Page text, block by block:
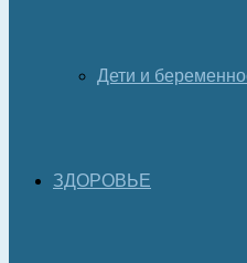
Дети и
ЗДОРОВЬЕ